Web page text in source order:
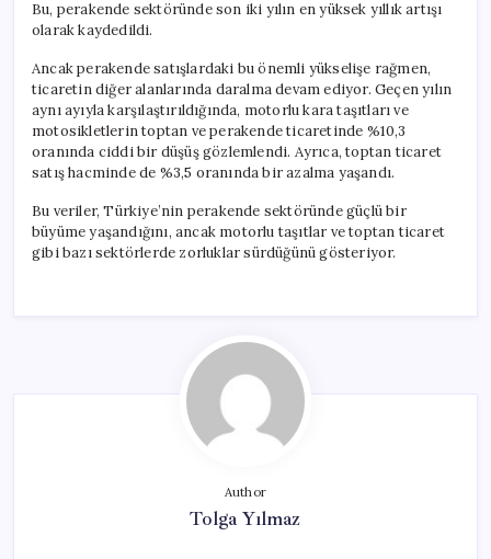
Bu, perakende sektöründe son iki yılın en yüksek yıllık artışı
olarak kaydedildi.
Ancak perakende satışlardaki bu önemli yükselişe rağmen,
ticaretin diğer alanlarında daralma devam ediyor. Geçen yılın
aynı ayıyla karşılaştırıldığında, motorlu kara taşıtları ve
motosikletlerin toptan ve perakende ticaretinde %10,3
oranında ciddi bir düşüş gözlemlendi. Ayrıca, toptan ticaret
satış hacminde de %3,5 oranında bir azalma yaşandı.
Bu veriler, Türkiye’nin perakende sektöründe güçlü bir
büyüme yaşandığını, ancak motorlu taşıtlar ve toptan ticaret
gibi bazı sektörlerde zorluklar sürdüğünü gösteriyor.
Author
Tolga Yılmaz